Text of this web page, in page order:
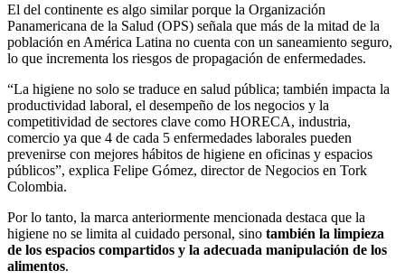
El del continente es algo similar porque la Organización
Panamericana de la Salud (OPS) señala que más de la mitad de la
población en América Latina no cuenta con un saneamiento seguro,
lo que incrementa los riesgos de propagación de enfermedades.
“La higiene no solo se traduce en salud pública; también impacta la
productividad laboral, el desempeño de los negocios y la
competitividad de sectores clave como HORECA, industria,
comercio ya que 4 de cada 5 enfermedades laborales pueden
prevenirse con mejores hábitos de higiene en oficinas y espacios
públicos”, explica Felipe Gómez, director de Negocios en Tork
Colombia.
Por lo tanto, la marca anteriormente mencionada destaca que la
higiene no se limita al cuidado personal, sino también la limpieza
de los espacios compartidos y la adecuada manipulación de los
alimentos.